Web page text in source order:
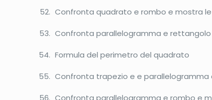
Confronta quadrato e rombo e mostra
Confronta parallelogramma e
Formula del perimetro del quadrato
Confronta trapezio e e
Confronta parallelogramma e rombo e